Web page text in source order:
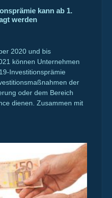
kann ab 1.
werden
2020 und bis
können Unternehmen
Investitionsprämie
der
oder dem Bereich
dienen. Zusammen mit